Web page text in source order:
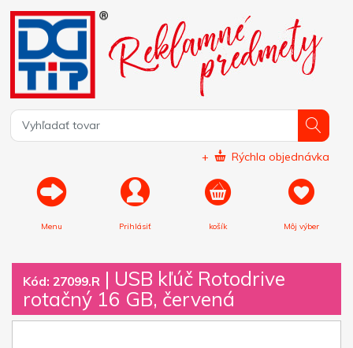
+ Rýchla objednávka
Menu Prihlásiť košík Môj výber
Kód: 27099.R | USB kľúč Rotodrive
rotačný 16 GB, červená